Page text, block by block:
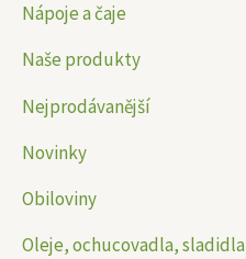
Nápoje a čaje
Naše produkty
Nejprodávanější
Novinky
Obiloviny
Oleje, ochucovadla, sladidla